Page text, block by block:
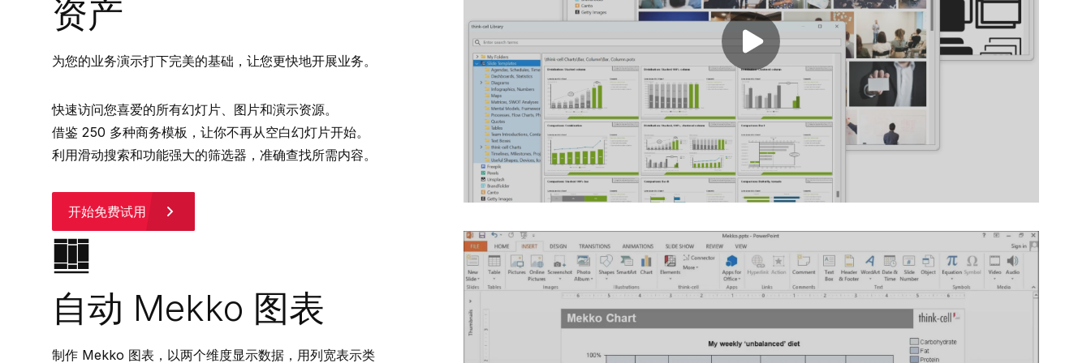
资产
为您的业务演示打下完美的基础，让您更快地开展业务。
快速访问您喜爱的所有幻灯片、图片和演示资源。
借鉴 250 多种商务模板，让你不再从空白幻灯片开始。
利用滑动搜索和功能强大的筛选器，准确查找所需内容。
开始免费试用
Play video
自动 Mekko 图表
制作 Mekko 图表，以两个维度显示数据，用列宽表示类